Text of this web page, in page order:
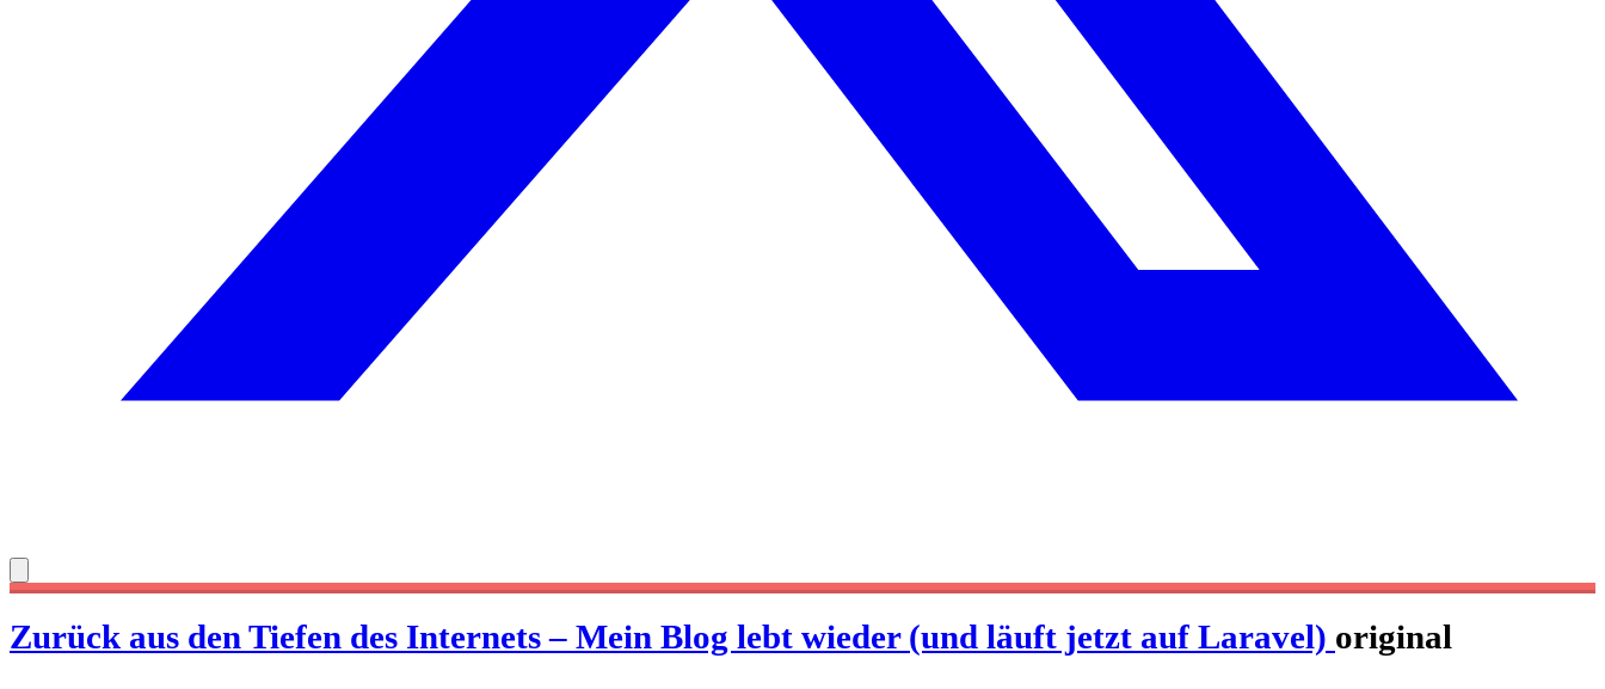
Zurück aus den Tiefen des Internets – Mein Blog lebt wieder (und läuft jetzt auf Laravel) original